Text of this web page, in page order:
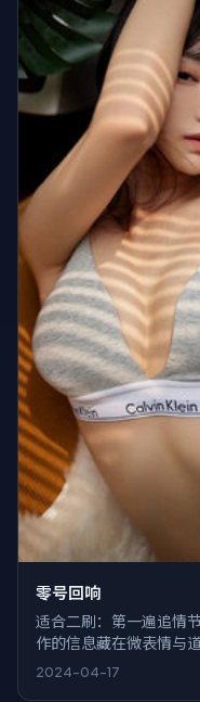
零号回响
适合二刷：第一遍追情
作的信息藏在微表情与
的一条备注。
2024-04-17